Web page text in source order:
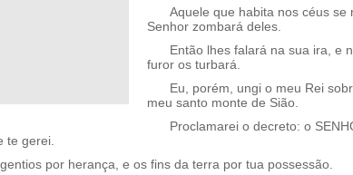
Aquele que habita nos céus se
Senhor zombará deles.
Então lhes falará na sua ira, e
furor os turbará.
Eu, porém, ungi o meu Rei
meu santo monte de Sião.
Proclamarei o decreto: o
te gerei.
por herança, e os fins da terra por tua possessão.